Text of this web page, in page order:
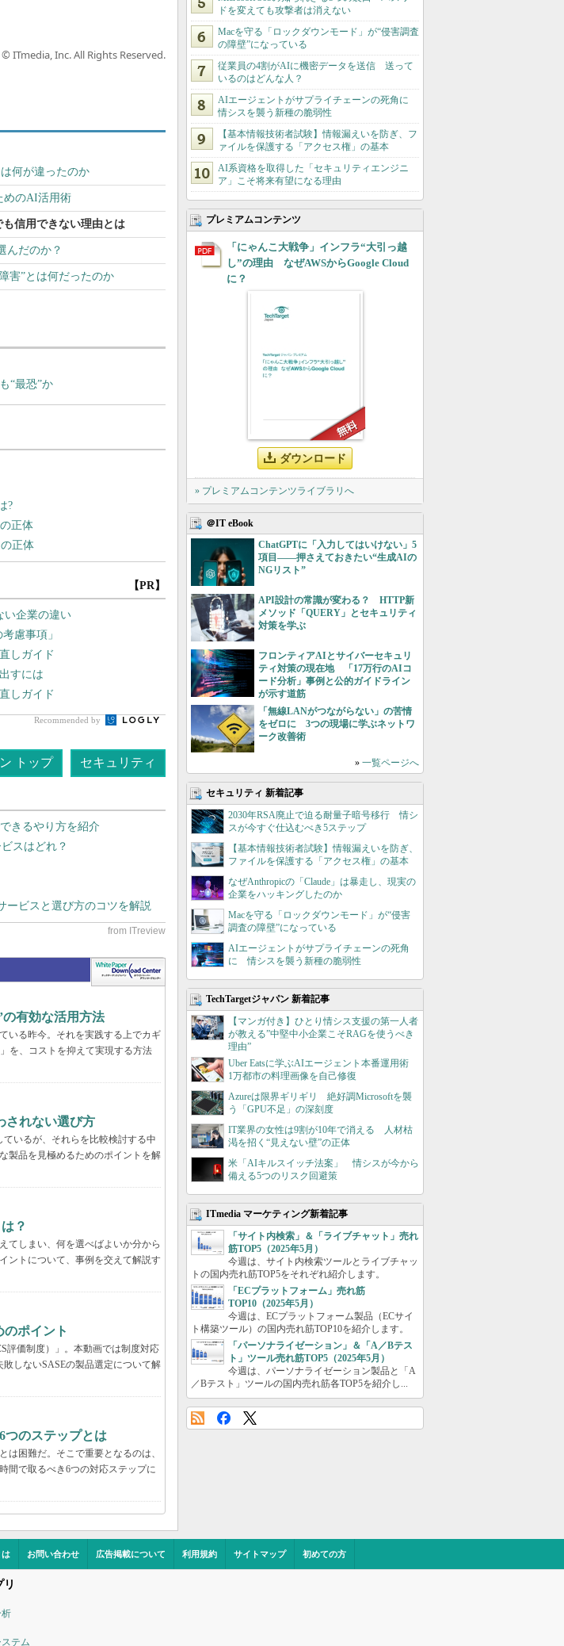
ITmedia, Inc. All Rights Reserved.
何が違ったのか
めのAI活用術
信用できない理由とは
んだのか？
害”とは何だったのか
“最恐”か
【PR】
い企業の違い
慮事項」
しガイド
すには
しガイド
Recommended by
トップ セキュリティ
きるやり方を紹介
スはどれ？
ービスと選び方のコツを解説
有効な活用方法
いる昨今。それを実践する上でカギ
を、コストを抑えて実現する方法
されない選び方
いるが、それらを比較検討する中
製品を見極めるためのポイントを解
？
てしまい、何を選べばよいか分から
ントについて、事例を交えて解説す
ポイント
評価制度）」。本動画では制度対応
しないSASEの製品選定について解
つのステップとは
困難だ。そこで重要となるのは、
間で取るべき6つの対応ステップに
ドを変えても攻撃者は消えない
Macを守る「ロックダウンモード」が“侵害調査
の障壁”になっている
従業員の4割がAIに機密データを送信 送って
いるのはどんな人？
AIエージェントがサプライチェーンの死角に
情シスを襲う新種の脆弱性
【基本情報技術者試験】情報漏えいを防ぎ、フ
ァイルを保護する「アクセス権」の基本
AI系資格を取得した「セキュリティエンジニ
ア」こそ将来有望になる理由
プレミアムコンテンツ
「にゃんこ大戦争」インフラ“大引っ越
し”の理由 なぜAWSからGoogle Cloud
に？
ダウンロード
» プレミアムコンテンツライブラリへ
＠IT eBook
ChatGPTに「入力してはいけない」5
項目――押さえておきたい“生成AIの
NGリスト”
API設計の常識が変わる？ HTTP新
メソッド「QUERY」とセキュリティ
対策を学ぶ
フロンティアAIとサイバーセキュリ
ティ対策の現在地 「17万行のAIコ
ード分析」事例と公的ガイドライン
が示す道筋
「無線LANがつながらない」の苦情
をゼロに 3つの現場に学ぶネットワ
ーク改善術
» 一覧ページへ
セキュリティ 新着記事
2030年RSA廃止で迫る耐量子暗号移行 情シ
スが今すぐ仕込むべき5ステップ
【基本情報技術者試験】情報漏えいを防ぎ、
ファイルを保護する「アクセス権」の基本
なぜAnthropicの「Claude」は暴走し、現実の
企業をハッキングしたのか
Macを守る「ロックダウンモード」が“侵害
調査の障壁”になっている
AIエージェントがサプライチェーンの死角
に 情シスを襲う新種の脆弱性
TechTargetジャパン 新着記事
【マンガ付き】ひとり情シス支援の第一人者
が教える”中堅中小企業こそRAGを使うべき
理由”
Uber Eatsに学ぶAIエージェント本番運用術
1万都市の料理画像を自己修復
Azureは限界ギリギリ 絶好調Microsoftを襲
う「GPU不足」の深刻度
IT業界の女性は9割が10年で消える 人材枯
渇を招く“見えない壁”の正体
米「AIキルスイッチ法案」 情シスが今から
備える5つのリスク回避策
ITmedia マーケティング新着記事
「サイト内検索」＆「ライブチャット」売れ
筋TOP5（2025年5月）
今週は、サイト内検索ツールとライブチャッ
トの国内売れ筋TOP5をそれぞれ紹介します。
「ECプラットフォーム」売れ筋
TOP10（2025年5月）
今週は、ECプラットフォーム製品（ECサイ
ト構築ツール）の国内売れ筋TOP10を紹介します。
「パーソナライゼーション」＆「A／Bテス
ト」ツール売れ筋TOP5（2025年5月）
今週は、パーソナライゼーション製品と「A
／Bテスト」ツールの国内売れ筋各TOP5を紹介し...
は お問い合わせ 広告掲載について 利用規約 サイトマップ 初めての方
リ
テム